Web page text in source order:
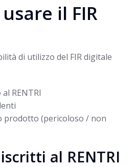
il FIR
di utilizzo del FIR digitale
RENTRI
prodotto (pericoloso / non
al RENTRI